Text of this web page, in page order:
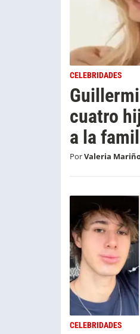
CELEBRIDADES
cuatro
a la
PorValeria
CELEBRIDADES